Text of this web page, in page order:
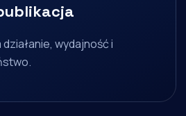
wydajność i